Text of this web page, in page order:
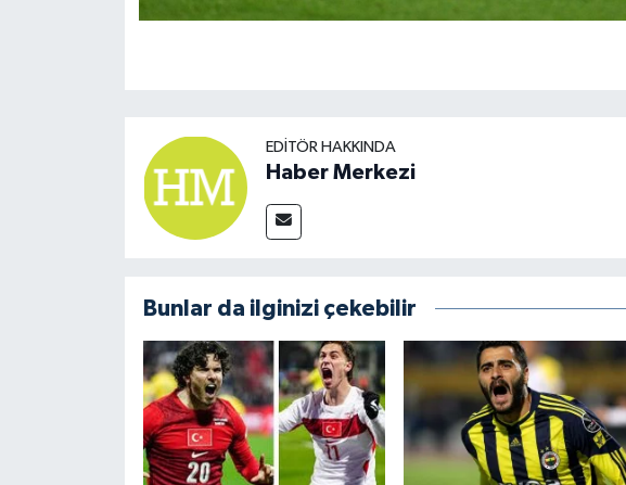
EDITÖR HAKKINDA
Haber Merkezi
Bunlar da ilginizi çekebilir